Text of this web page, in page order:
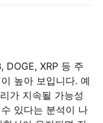
DOGE, XRP 등 주
높아 보입니다. 예
가 지속될 가능성
있다는 분석이 나